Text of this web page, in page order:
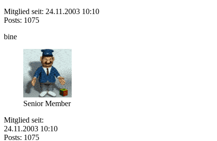
Mitglied seit: 24.11.2003 10:10
Posts: 1075
bine
Senior Member
Mitglied seit:
24.11.2003 10:10
Posts: 1075